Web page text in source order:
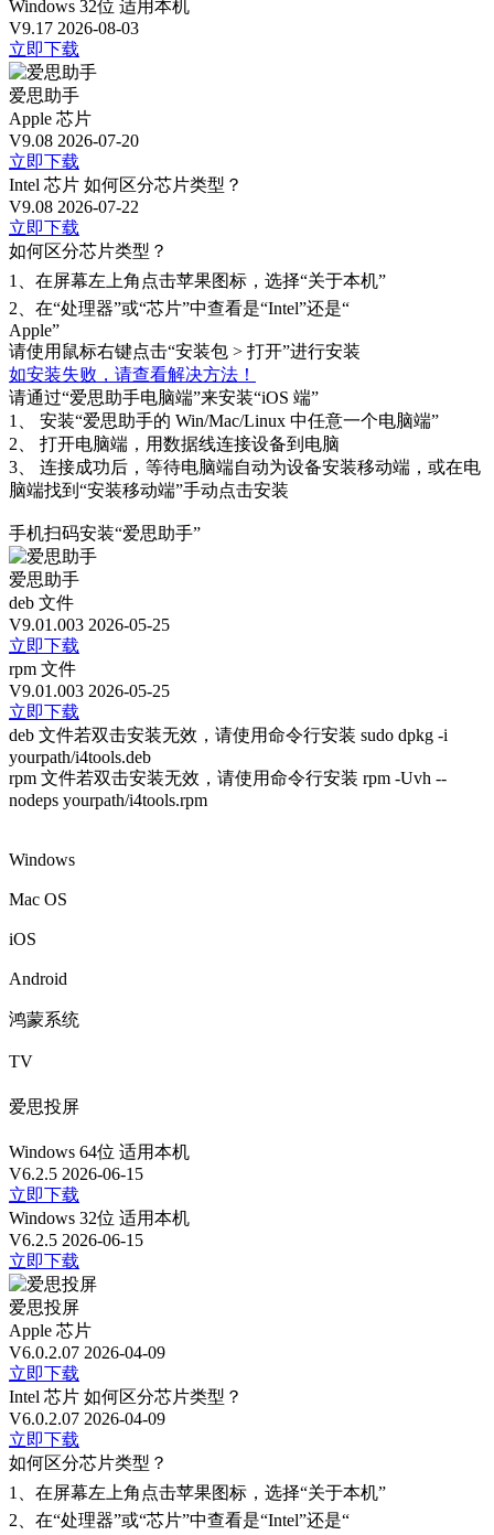
Windows 32位 适用本机
V9.17 2026-08-03
立即下载
爱思助手
Apple 芯片
V9.08 2026-07-20
立即下载
Intel 芯片 如何区分芯片类型？
V9.08 2026-07-22
立即下载
如何区分芯片类型？
1、 在屏幕左上角点击苹果图标，选择“关于本机”
2、 在“处理器”或“芯片”中查看是“Intel”还是“
Apple”
请使用鼠标右键点击“安装包 > 打开”进行安装
如安装失败，请查看解决方法！
请通过“爱思助手电脑端”来安装“iOS 端”
1、
安装“爱思助手的 Win/Mac/Linux 中任意一个电脑端”
2、
打开电脑端，用数据线连接设备到电脑
3、
连接成功后，等待电脑端自动为设备安装移动端，或在电
脑端找到“安装移动端”手动点击安装
手机扫码安装“爱思助手”
爱思助手
deb 文件
V9.01.003 2026-05-25
立即下载
rpm 文件
V9.01.003 2026-05-25
立即下载
deb 文件若双击安装无效，请使用命令行安装 sudo dpkg -i
yourpath/i4tools.deb
rpm 文件若双击安装无效，请使用命令行安装 rpm -Uvh --
nodeps yourpath/i4tools.rpm
Windows
Mac OS
iOS
Android
鸿蒙系统
TV
爱思投屏
Windows 64位 适用本机
V6.2.5 2026-06-15
立即下载
Windows 32位 适用本机
V6.2.5 2026-06-15
立即下载
爱思投屏
Apple 芯片
V6.0.2.07 2026-04-09
立即下载
Intel 芯片 如何区分芯片类型？
V6.0.2.07 2026-04-09
立即下载
如何区分芯片类型？
1、 在屏幕左上角点击苹果图标，选择“关于本机”
2、 在“处理器”或“芯片”中查看是“Intel”还是“